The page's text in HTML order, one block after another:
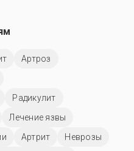
Артроз
Радикулит
Лечение язвы
Артрит
Неврозы